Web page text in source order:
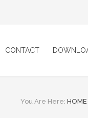
CONTACT
You Are Here: HOME